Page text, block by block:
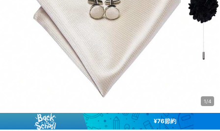
1/4
¥76節約